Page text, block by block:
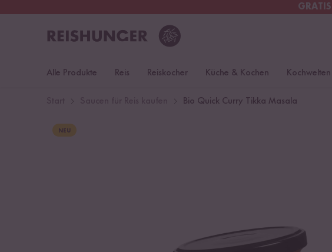
GRATIS
Alle Produkte Reis Reiskocher Küche & Kochen Kochwelten
Bio Quick Curry Tikka Masala
NEU